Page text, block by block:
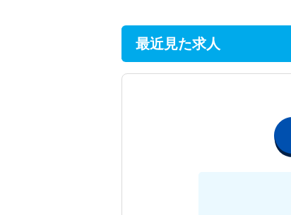
最近見た求人